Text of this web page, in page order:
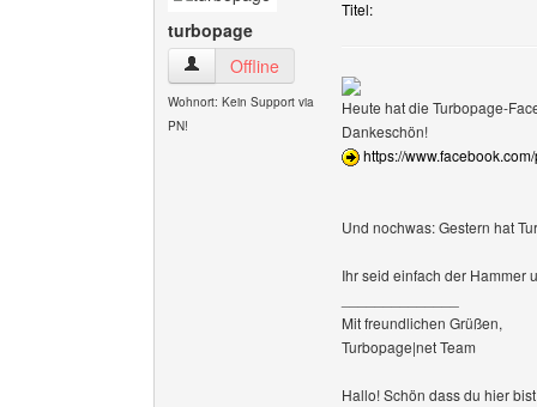
turbopage
turbopage Benutzer-Profile anzeigen
Offline
Wohnort: Kein Support via
PN!
Titel:
Heute hat die Turbopage-
Dankeschön!
https://
Und nochwas: Gestern hat
Ihr seid einfach der Hammer
Mit freundlichen Grüßen,
Turbopage|net Team
Hallo! Schön dass du hier